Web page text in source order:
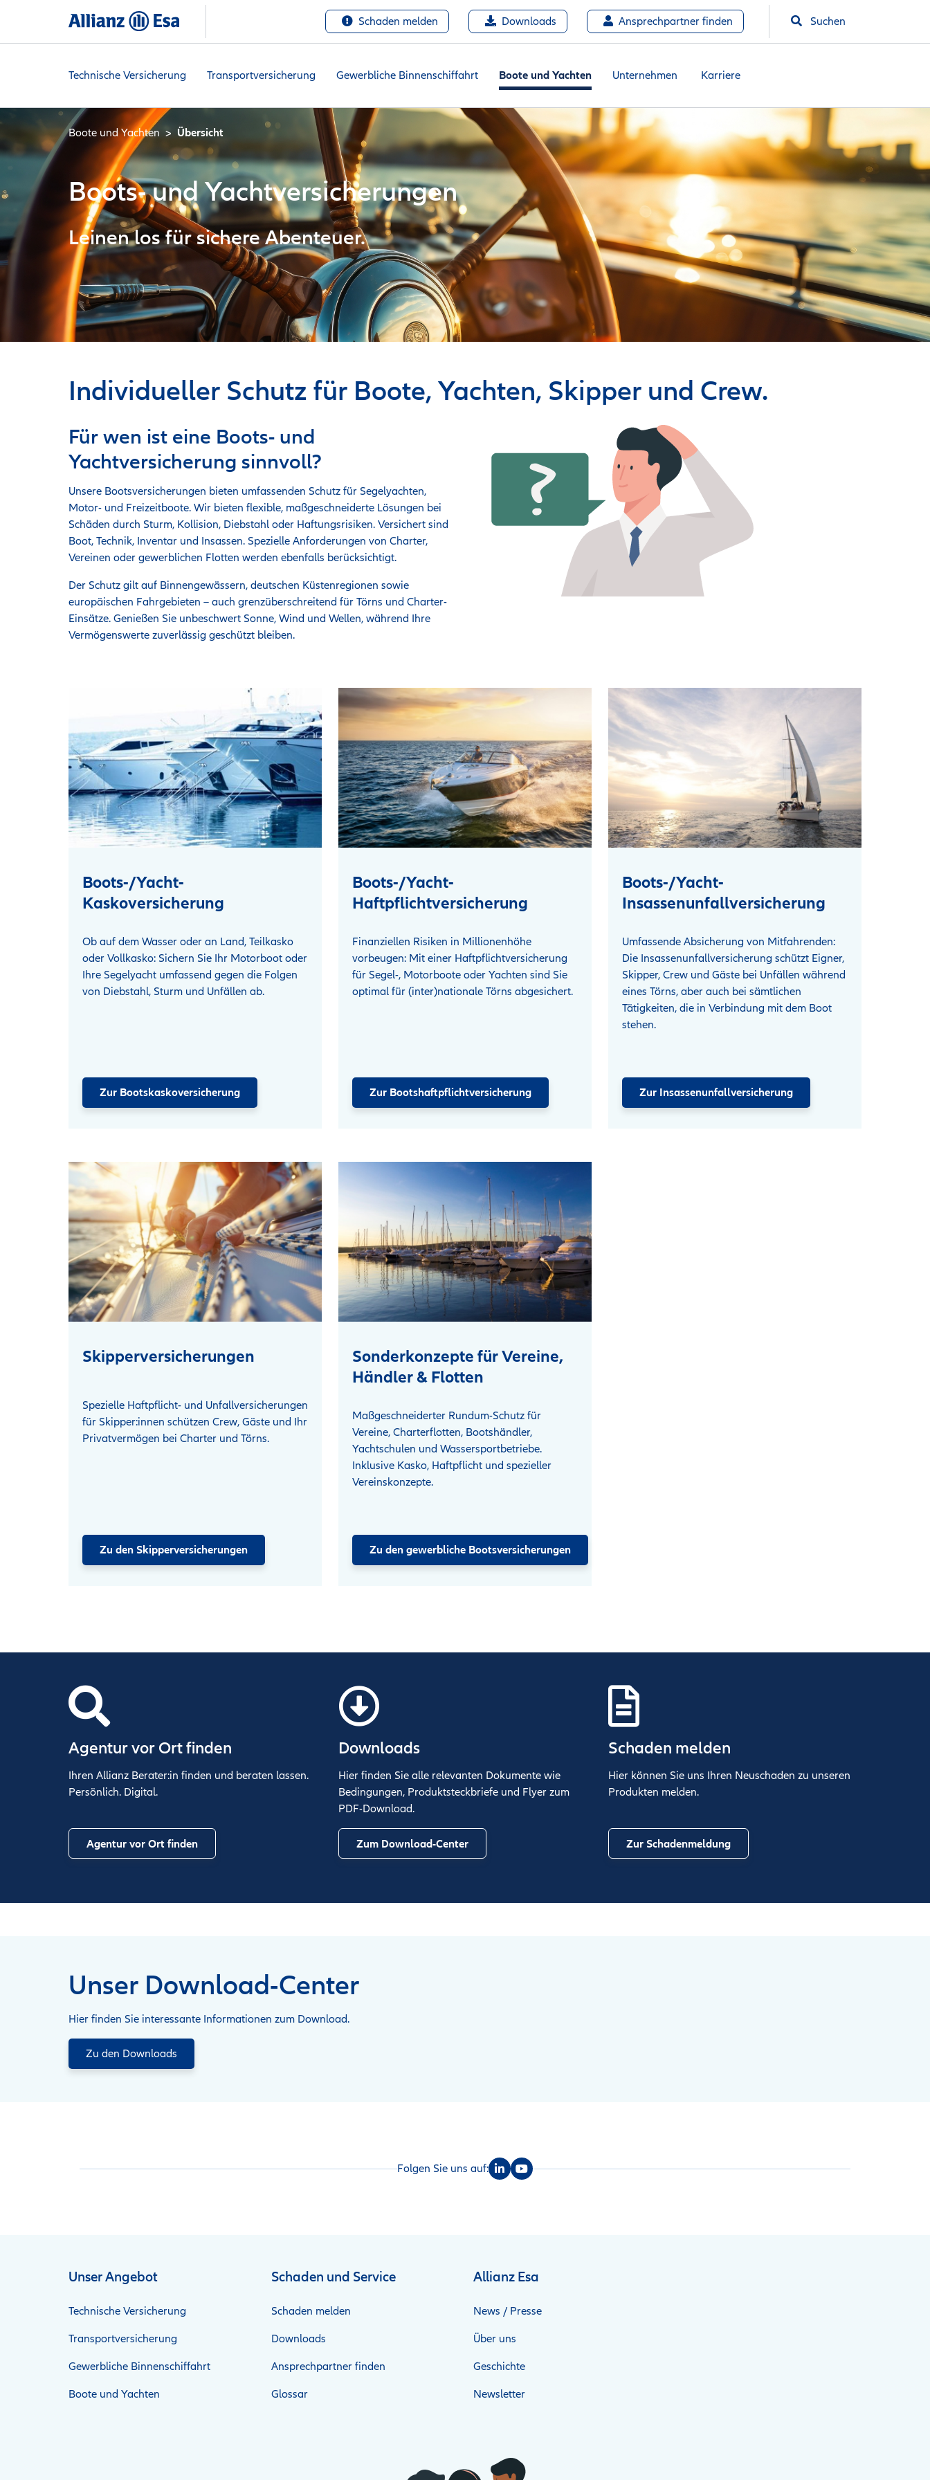
Schaden melden Downloads Ansprechpartner finden Suchen
Technische Versicherung Transportversicherung Gewerbliche Binnenschiffahrt Boote und Yachten Unternehmen Karriere
Boote und Yachten Übersicht
Boots- und Yachtversicherungen
Leinen los für sichere Abenteuer.
Individueller Schutz für Boote, Yachten, Skipper und Crew.
Für wen ist eine Boots- und
Yachtversicherung sinnvoll?
Unsere Bootsversicherungen bieten umfassenden Schutz für Segelyachten,
Motor- und Freizeitboote. Wir bieten flexible, maßgeschneiderte Lösungen bei
Schäden durch Sturm, Kollision, Diebstahl oder Haftungsrisiken. Versichert sind
Boot, Technik, Inventar und Insassen. Spezielle Anforderungen von Charter,
Vereinen oder gewerblichen Flotten werden ebenfalls berücksichtigt.
Der Schutz gilt auf Binnengewässern, deutschen Küstenregionen sowie
europäischen Fahrgebieten – auch grenzüberschreitend für Törns und Charter-
Einsätze. Genießen Sie unbeschwert Sonne, Wind und Wellen, während Ihre
Vermögenswerte zuverlässig geschützt bleiben.
Boots-/Yacht-
Kaskoversicherung
Ob auf dem Wasser oder an Land, Teilkasko
oder Vollkasko: Sichern Sie Ihr Motorboot oder
Ihre Segelyacht umfassend gegen die Folgen
von Diebstahl, Sturm und Unfällen ab.
Zur Bootskaskoversicherung
Boots-/Yacht-
Haftpflichtversicherung
Finanziellen Risiken in Millionenhöhe
vorbeugen: Mit einer Haftpflichtversicherung
für Segel-, Motorboote oder Yachten sind Sie
optimal für (inter)nationale Törns abgesichert.
Zur Bootshaftpflichtversicherung
Boots-/Yacht-
Insassenunfallversicherung
Umfassende Absicherung von Mitfahrenden:
Die Insassenunfallversicherung schützt Eigner,
Skipper, Crew und Gäste bei Unfällen während
eines Törns, aber auch bei sämtlichen
Tätigkeiten, die in Verbindung mit dem Boot
stehen.
Zur Insassenunfallversicherung
Skipperversicherungen
Spezielle Haftpflicht- und Unfallversicherungen
für Skipper:innen schützen Crew, Gäste und Ihr
Privatvermögen bei Charter und Törns.
Zu den Skipperversicherungen
Sonderkonzepte für Vereine,
Händler & Flotten
Maßgeschneiderter Rundum-Schutz für
Vereine, Charterflotten, Bootshändler,
Yachtschulen und Wassersportbetriebe.
Inklusive Kasko, Haftpflicht und spezieller
Vereinskonzepte.
Zu den gewerbliche Bootsversicherungen
Agentur vor Ort finden
Ihren Allianz Berater:in finden und beraten lassen.
Persönlich. Digital.
Agentur vor Ort finden
Downloads
Hier finden Sie alle relevanten Dokumente wie
Bedingungen, Produktsteckbriefe und Flyer zum
PDF-Download.
Zum Download-Center
Schaden melden
Hier können Sie uns Ihren Neuschaden zu unseren
Produkten melden.
Zur Schadenmeldung
Unser Download-Center
Hier finden Sie interessante Informationen zum Download.
Zu den Downloads
Folgen Sie uns auf:
Unser Angebot
Technische Versicherung
Transportversicherung
Gewerbliche Binnenschiffahrt
Boote und Yachten
Schaden und Service
Schaden melden
Downloads
Ansprechpartner finden
Glossar
Allianz Esa
News / Presse
Über uns
Geschichte
Newsletter